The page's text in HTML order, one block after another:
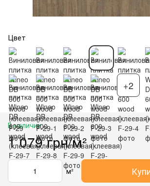
Цвет
+2
В наличии
1 079 грн/м²
м²